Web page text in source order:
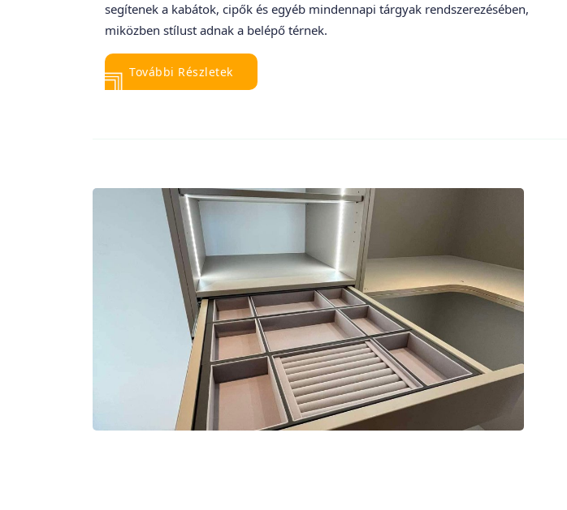
segítenek a kabátok, cipők és egyéb mindennapi tárgyak rendszerezésében,
miközben stílust adnak a belépő térnek.
További Részletek